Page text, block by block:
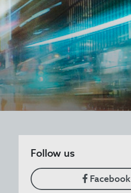
​Follow us
Facebook